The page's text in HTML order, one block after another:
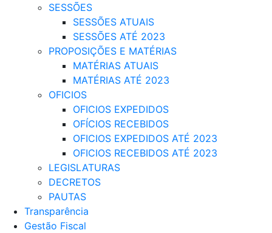
SESSÕES
SESSÕES ATUAIS
SESSÕES ATÉ 2023
PROPOSIÇÕES E MATÉRIAS
MATÉRIAS ATUAIS
MATÉRIAS ATÉ 2023
OFICIOS
OFICIOS EXPEDIDOS
OFÍCIOS RECEBIDOS
OFICIOS EXPEDIDOS ATÉ 2023
OFICIOS RECEBIDOS ATÉ 2023
LEGISLATURAS
DECRETOS
PAUTAS
Transparência
Gestão Fiscal